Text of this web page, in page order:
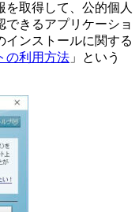
取得して、公的個人
きるアプリケーショ
インストールに関する
の利用方法 」という